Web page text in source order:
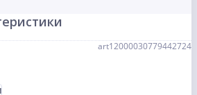
art12000030779442724